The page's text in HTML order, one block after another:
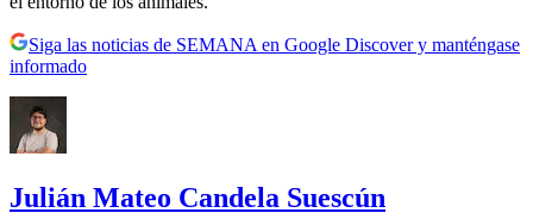
Siga las noticias de SEMANA en Google Discover y manténgase
informado
Julián Mateo Candela Suescún